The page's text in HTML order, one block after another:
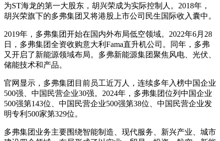
为ST海龙的第一大股东，胡兴荣成为实际控制人。2018年，
胡兴荣旗下的多弗集团又将港股上市公司民生国际收入囊中。
2019年，多弗集团开始在国内外布局低空领域。2022年6月28
日，多弗集团全资收购意大利Fama直升机公司。同年，多弗
又开启了新能源领域布局。多弗新能源集团聚焦风电、光伏、
储能技术和产品。
官网显示，多弗集团目前员工近万人，连续多年入榜中国企业
500强、中国民营企业30强。2024年，多弗集团位列中国企业
500强第143位、中国民营企业500强第38位、中国民营企业发
明专利500家第329位。
多弗集团业务主要围绕智能制造、现代服务、新兴产业、城市